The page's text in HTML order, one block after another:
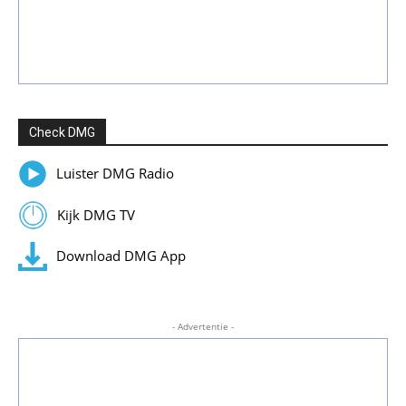
Check DMG
Luister DMG Radio
Kijk DMG TV
Download DMG App
- Advertentie -